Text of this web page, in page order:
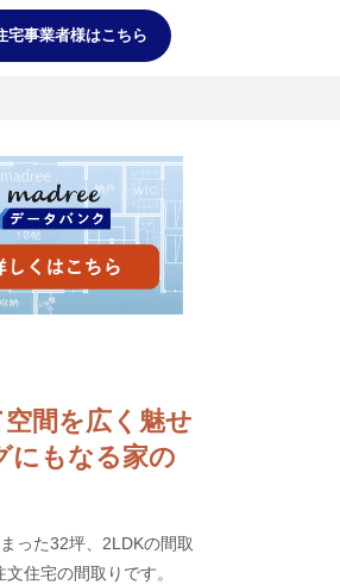
宅事業者様はこちら
間を広く魅せ
にもなる家の
った32坪、2LDKの間取
住宅の間取りです。